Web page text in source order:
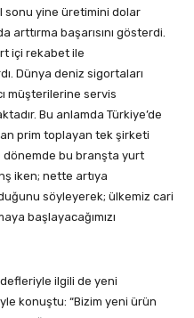
sonu yine üretimini dolar
arttırma başarısını gösterdi.
içi rekabet ile
Dünya deniz sigortaları
müşterilerine servis
Bu anlamda Türkiye’de
prim toplayan tek şirketi
dönemde bu branşta yurt
iken; nette artıya
söyleyerek; ülkemiz cari
başlayacağımızı
ilgili de yeni
konuştu: “Bizim yeni ürün